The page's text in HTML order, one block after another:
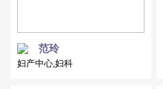
范玲
妇产中心,妇科